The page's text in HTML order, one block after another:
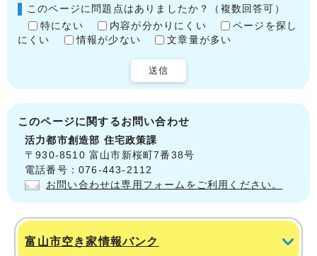
このページに問題点はありましたか？（複数回答可）
特にない
内容が分かりにくい
ページを探し
にくい
情報が少ない 文章量が多い
送信
このページに関するお問い合わせ
活力都市創造部 住宅政策課
〒930-8510 富山市新桜町7番38号
電話番号：076-443-2112
お問い合わせは専用フォームをご利用ください。
富山市空き家情報バンク